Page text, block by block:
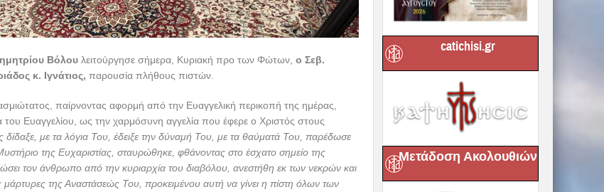
Βόλουλειτούργησε σήμερα, Κυριακή προ των Φώτων, ο Σεβ.
κ. Ιγνάτιος, παρουσία πλήθους πιστών.
παίρνοντας αφορμή από την Ευαγγελική περικοπή της ημέρας,
του Ευαγγελίου, ως την χαρμόσυνη αγγελία που έφερε ο Χριστός στους
δίδαξε, με τα λόγια Του, έδειξε την δύναμή Του, με τα θαύματά Του, παρέδωσε
της Ευχαριστίας, σταυρώθηκε, φθάνοντας στο έσχατο σημείο της
τον άνθρωπο από την κυριαρχία του διαβόλου, ανεστήθη εκ των νεκρών και
μάρτυρες της Αναστάσεώς Του, προκειμένου αυτή να γίνει η πίστη όλων των
catichisi.gr
Μετάδοση Ακολουθιών